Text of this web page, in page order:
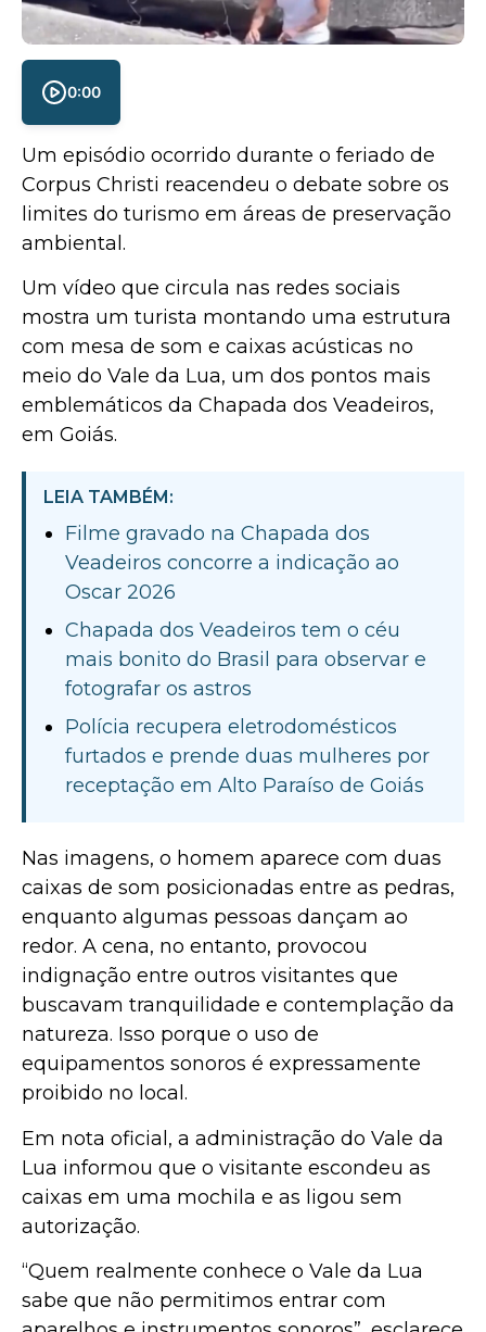
0:00
Um episódio ocorrido durante o feriado de
Corpus Christi reacendeu o debate sobre os
limites do turismo em áreas de preservação
ambiental.
Um vídeo que circula nas redes sociais
mostra um turista montando uma estrutura
com mesa de som e caixas acústicas no
meio do Vale da Lua, um dos pontos mais
emblemáticos da Chapada dos Veadeiros,
em Goiás.
LEIA TAMBÉM:
Filme gravado na Chapada dos
Veadeiros concorre a indicação ao
Oscar 2026
Chapada dos Veadeiros tem o céu
mais bonito do Brasil para observar e
fotografar os astros
Polícia recupera eletrodomésticos
furtados e prende duas mulheres por
receptação em Alto Paraíso de Goiás
Nas imagens, o homem aparece com duas
caixas de som posicionadas entre as pedras,
enquanto algumas pessoas dançam ao
redor. A cena, no entanto, provocou
indignação entre outros visitantes que
buscavam tranquilidade e contemplação da
natureza. Isso porque o uso de
equipamentos sonoros é expressamente
proibido no local.
Em nota oficial, a administração do Vale da
Lua informou que o visitante escondeu as
caixas em uma mochila e as ligou sem
autorização.
“Quem realmente conhece o Vale da Lua
sabe que não permitimos entrar com